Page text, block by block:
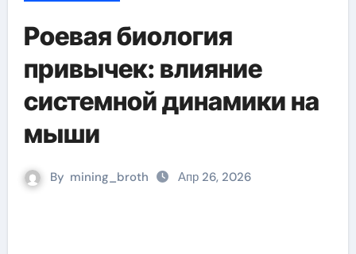
Роевая биология
привычек: влияние
системной динамики на
мыши
By mining_broth Апр 26, 2026